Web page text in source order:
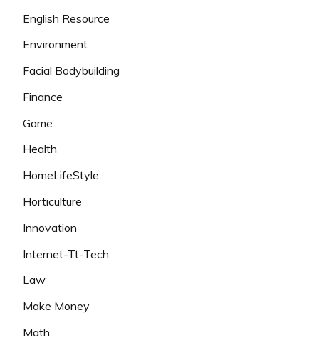
English Resource
Environment
Facial Bodybuilding
Finance
Game
Health
HomeLifeStyle
Horticulture
Innovation
Internet-Tt-Tech
Law
Make Money
Math